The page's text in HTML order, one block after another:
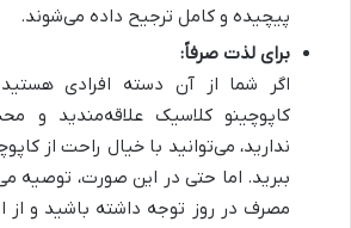
پیچیده و کامل ترجیح داده می‌شوند.
برای لذت صرفاً:
اگر شما از آن دسته افرادی
کاپوچینو کلاسیک علاقه‌مندید و
ندارید، می‌توانید با خیال راحت از
ببرید. اما حتی در این صورت، توصیه
مصرف در روز توجه داشته باشید و از